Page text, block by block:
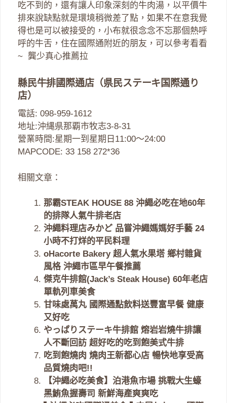
吃不到的，還有讓人印象深刻的牛肉湯，以平價牛
排來說缺點就是環境稍微差了點，如果不在意我覺
得也是可以被接受的，小布就很念念不忘那個熱呼
呼的牛舌，住在國際通附近的朋友，可以參考看看
~ 龔少真心推薦拉
縣民牛排國際通店（県民ステーキ国際通り
店）
電話: 098-959-1612
地址:沖縄県那覇市牧志3-8-31
營業時間:星期一到星期日11:00～24:00
MAPCODE: 33 158 272*36
相關文章：
那霸STEAK HOUSE 88 沖繩必吃在地60年
的排隊人氣牛排老店
沖繩料理店みかど 品嘗沖繩媽媽好手藝 24
小時不打烊的平民料理
oHacorte Bakery 超人氣水果塔 鄉村雜貨
風格 沖繩市區早午餐推薦
傑克牛排館(Jack’s Steak House) 60年老店
單軌列車美食
甘味處萬丸 國際通點飲料送豐富早餐 健康
又好吃
やっぱりステーキ牛排館 熔岩岩燒牛排讓
人不斷回訪 超好吃的吃到飽美式牛排
吃到飽燒肉 燒肉王新都心店 暢快地享受高
品質燒肉吧!!
【沖繩必吃美食】泊港魚市場 挑戰大生蠔
黑鮪魚握壽司 新鮮海產爽爽吃